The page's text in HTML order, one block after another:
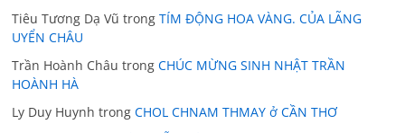
Tiêu Tương Dạ Vũ trongTÍM ĐỘNG HOA VÀNG. CỦA LÃNG
UYỂN CHÂU
Trần Hoành Châu trongCHÚC MỪNG SINH NHẬT TRẦN
HOÀNH HÀ
Ly Duy Huynh trongCHOL CHNAM THMAY ở CẦN THƠ